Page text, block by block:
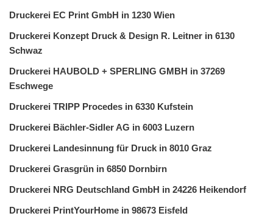
Druckerei EC Print GmbH in 1230 Wien
Druckerei Konzept Druck & Design R. Leitner in 6130
Schwaz
Druckerei HAUBOLD + SPERLING GMBH in 37269
Eschwege
Druckerei TRIPP Procedes in 6330 Kufstein
Druckerei Bächler-Sidler AG in 6003 Luzern
Druckerei Landesinnung für Druck in 8010 Graz
Druckerei Grasgrün in 6850 Dornbirn
Druckerei NRG Deutschland GmbH in 24226 Heikendorf
Druckerei PrintYourHome in 98673 Eisfeld